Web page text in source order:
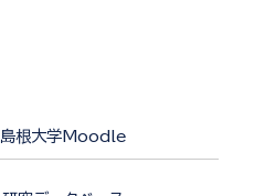
島根大学Moodle